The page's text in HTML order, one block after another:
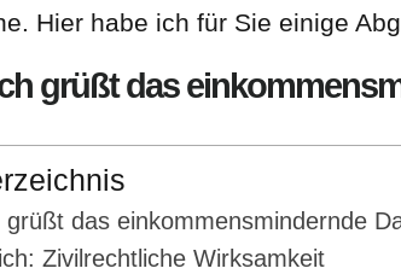
Hier habe ich für Sie einige
grüßt das
grüßt das einkommensmindernde
Zivilrechtliche Wirksamkeit